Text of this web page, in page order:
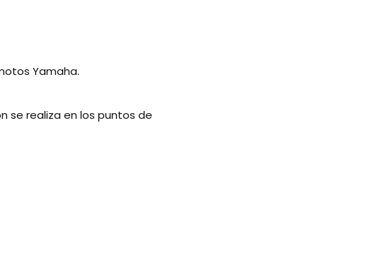
Yamaha.
se realiza en los puntos de